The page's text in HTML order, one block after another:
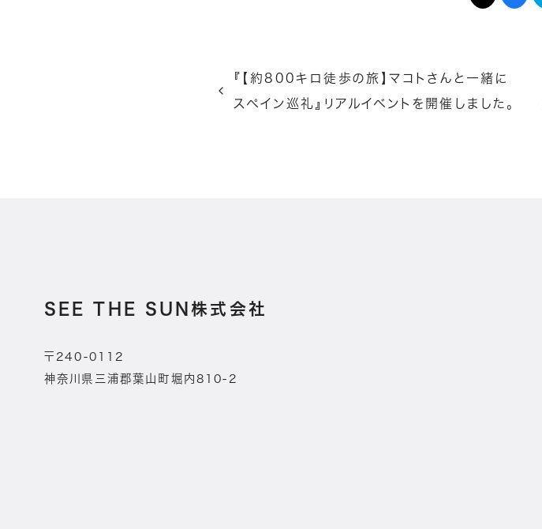
『【約800キロ徒歩の旅】マコトさんと一緒に
スペイン巡礼』リアルイベントを開催しました。
SEE THE SUN株式会社
〒240-0112
神奈川県三浦郡葉山町堀内810-2